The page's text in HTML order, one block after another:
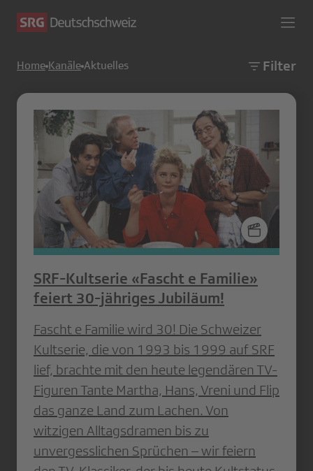
Home Kanäle Aktuelles Filter
SRF-Kultserie «Fascht e Familie»
feiert 30-jähriges Jubiläum!
Fascht e Familie wird 30! Die Schweizer
Kultserie, die von 1993 bis 1999 auf SRF
lief, brachte mit den heute legendären TV-
Figuren Tante Martha, Hans, Vreni und Flip
das ganze Land zum Lachen. Von
witzigen Alltagsdramen bis zu
unvergesslichen Sprüchen – wir feiern